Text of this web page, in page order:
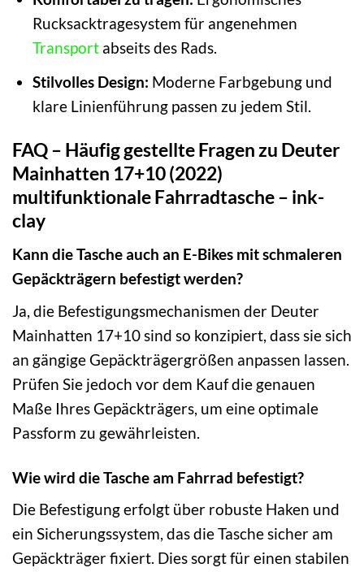
Rucksacktragesystem für angenehmen
Transportabseits des Rads.
Stilvolles Design: Moderne Farbgebung und
klare Linienführung passen zu jedem Stil.
FAQ – Häufig gestellte Fragen zu Deuter
Mainhatten 17+10 (2022)
multifunktionale Fahrradtasche – ink-
clay
Kann die Tasche auch an E-Bikes mit schmaleren
Gepäckträgern befestigt werden?
Ja, die Befestigungsmechanismen der Deuter
Mainhatten 17+10 sind so konzipiert, dass sie sich
an gängige Gepäckträgergrößen anpassen lassen.
Prüfen Sie jedoch vor dem Kauf die genauen
Maße Ihres Gepäckträgers, um eine optimale
Passform zu gewährleisten.
Wie wird die Tasche am Fahrrad befestigt?
Die Befestigung erfolgt über robuste Haken und
ein Sicherungssystem, das die Tasche sicher am
Gepäckträger fixiert. Dies sorgt für einen stabilen